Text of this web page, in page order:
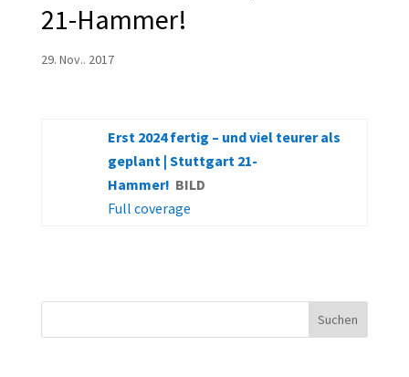
21-Hammer!
29. Nov.. 2017
Erst 2024 fertig – und viel teurer als
geplant | Stuttgart 21-
Hammer! BILD
Full coverage
Suchen